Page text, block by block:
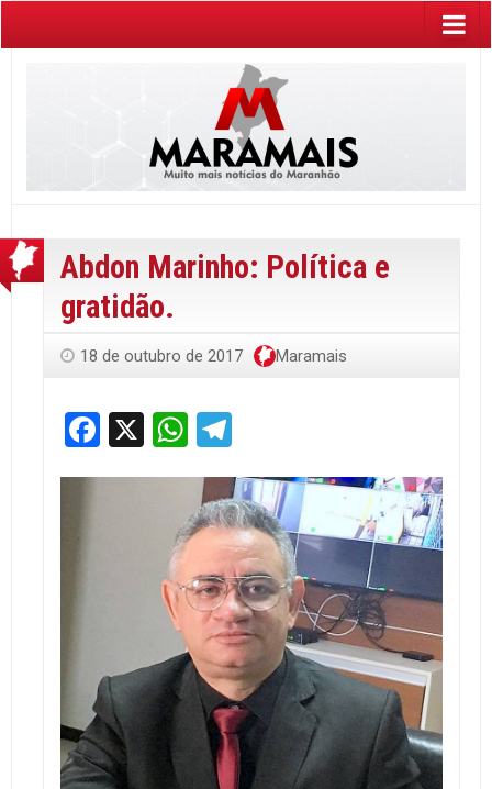
Abdon Marinho: Política e
gratidão.
18 de outubro de 2017 Maramais
Facebook
X WhatsApp